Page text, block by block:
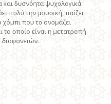
και δυσνόητα ψυχολογικά
πολύ την μουσική, παίζει
χόμπι που το ονομάζει
το οποίο είναι η μετατροπή
διαφανειών.